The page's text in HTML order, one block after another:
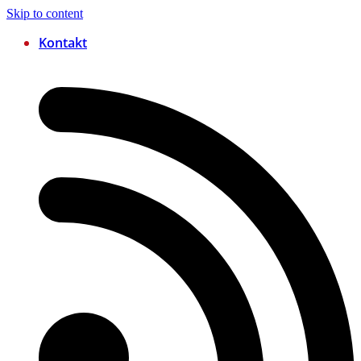
Skip to content
Kontakt